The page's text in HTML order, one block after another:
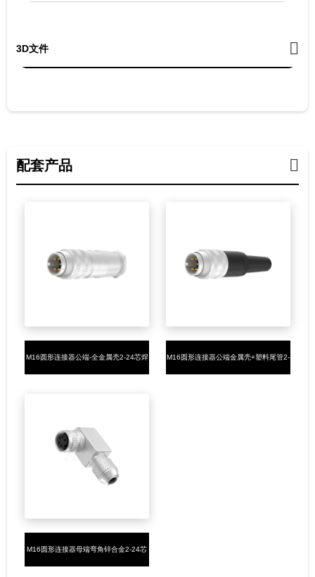
3D文件
配套产品
M16圆形连接器公端-全金属壳2-24芯焊 M16圆形连接器公端金属壳+塑料尾管2-
M16圆形连接器母端弯角锌合金2-24芯